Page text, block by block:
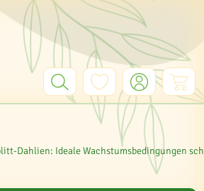
Dahlien: Ideale Wachstumsbedingungen